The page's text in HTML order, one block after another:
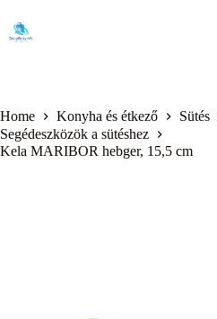
content
Home Konyha és étkező
Sütés
Segédeszközök a sütéshez
Kela MARIBOR hebger, 15,5 cm